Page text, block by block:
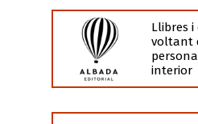
Llibres i
voltant
interior